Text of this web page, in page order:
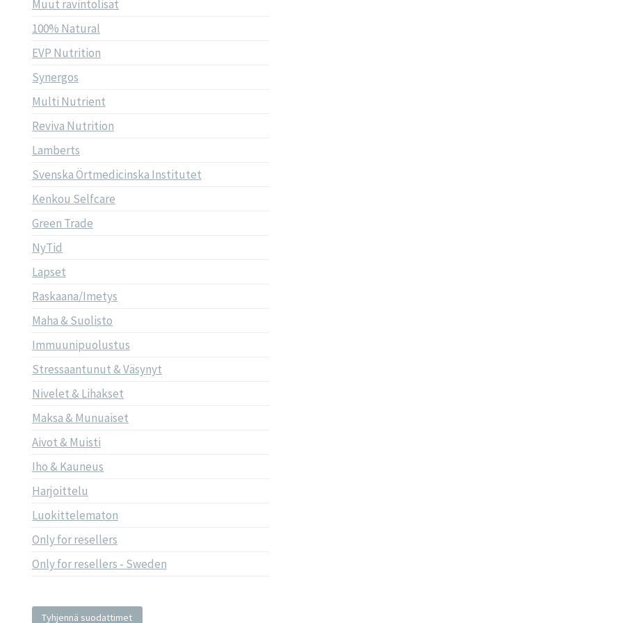
Muut ravintolisät
100% Natural
EVP Nutrition
Synergos
Multi Nutrient
Reviva Nutrition
Lamberts
Svenska Örtmedicinska Institutet
Kenkou Selfcare
Green Trade
NyTid
Lapset
Raskaana/Imetys
Maha & Suolisto
Immuunipuolustus
Stressaantunut & Väsynyt
Nivelet & Lihakset
Maksa & Munuaiset
Aivot & Muisti
Iho & Kauneus
Harjoittelu
Luokittelematon
Only for resellers
Only for resellers - Sweden
Tyhjennä suodattimet